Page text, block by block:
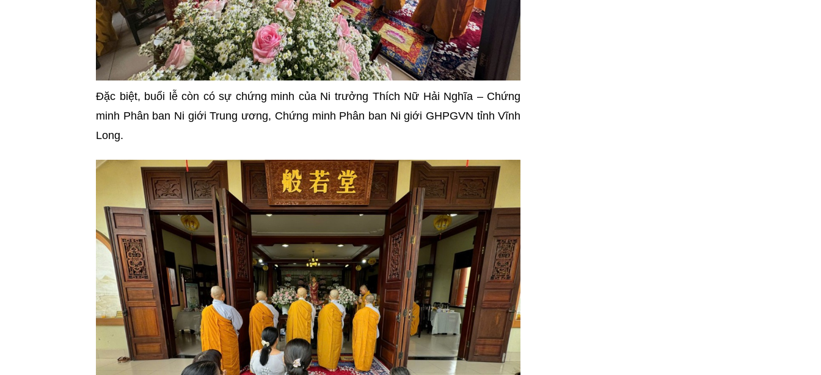
Đặc biệt, buổi lễ còn có sự chứng minh của Ni trưởng Thích Nữ Hải Nghĩa – Chứng
minh Phân ban Ni giới Trung ương, Chứng minh Phân ban Ni giới GHPGVN tỉnh Vĩnh
Long.